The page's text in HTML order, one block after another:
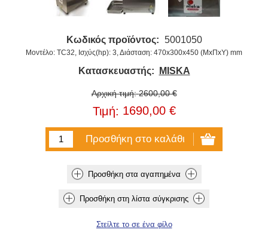
Κωδικός προϊόντος: 5001050
Μοντέλο: TC32, Ισχύς(hp): 3, Διάσταση: 470x300x450 (ΜxΠxΥ) mm
Κατασκευαστής: MISKA
Αρχική τιμή: 2600,00 €
Τιμή: 1690,00 €